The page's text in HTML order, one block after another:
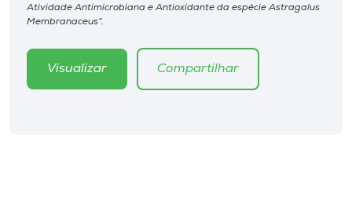
Editora
Rádio
Atividade Antimicrobiana e Antioxidante da espécie Astragalus
Membranaceus”.
Visualizar Compartilhar